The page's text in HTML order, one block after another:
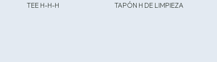
TEE H-H-H TAPÓN H DE LIMPIEZA